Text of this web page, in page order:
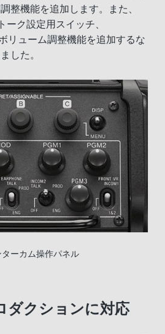
整機能を追加します。また、
ーク設定用スイッチ、
リューム調整機能を追加するな
した。
ターカム操作パネル
ダクションに対応